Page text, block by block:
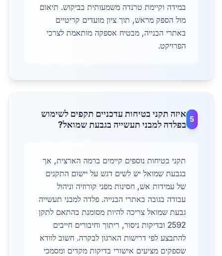
במידה וקיימת טרנדה משמעותית בביקוש. תיאום
מול הספק מראש, תוך ציון מועדים קריטיים
באתרי הבנייה, מבטיח אספקה מותאמת לצרכי
הפרויקט.
5
איזה תקני בטיחות עדכניים תקפים לשימוש
בפלדה למבני תעשייה בגבעת שמואל?
תקני בטיחות נוספים קיימים ברמה הארצית, אך
בגבעת שמואל יש לשים דגש על יישום התקנים
של עמידות אש, חסינות מפני קורוזיה וניהול
עבודה בגובה באתרי הבנייה. פלדה למבני תעשייה
גבעת שמואל צריכה להיות מסומנת בהתאם לתקן
2592 ובדיקות ניסור, ריתוך וחיבורים חייבים
להתבצע לפי דרישות הארגון לבקרה. חשוב לוודא
שספקים מציעים אישורי בדיקות מקדים ומסמכי